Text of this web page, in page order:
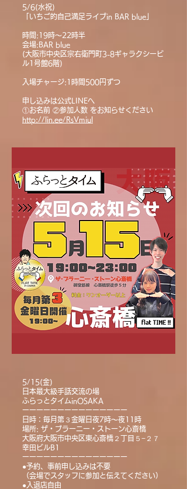
5/6(水祝)
「いちご的自己満足ライブin BAR blue」
時間:19時〜22時半
会場:BAR blue
(大阪市中央区宗右衛門町3-8ギャラクシービ
ル1号館6階)
入場チャージ:1時間500円ずつ
申し込みは公式LINEへ
①お名前 ②参加人数 をお知らせください
http:// lin.ee/RsVmiul
5/15(金)
日本最大級手話交流の場
ふらっとタイムinOSAKA
ーーーーーーーーーーーーーーー
日時：毎月第３金曜日夜7時〜夜11時
場所: ザ・ブラーニー・ストーン心斎橋
大阪府大阪市中央区東心斎橋２丁目５−２７
幸田ビルB1
ーーーーーーーーーーーーーーー
●予約、事前申し込みは不要
（会場でスタッフに参加と伝えてください）
●入退店自由